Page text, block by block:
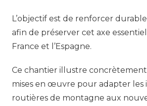
L’objectif est de renforcer
afin de préserver cet axe
France et l’Espagne.
Ce chantier illustre concrètement
mises en œuvre pour adapter les
routières de montagne aux